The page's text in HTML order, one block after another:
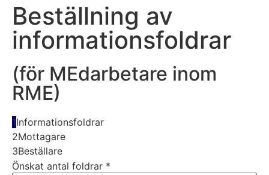
Beställning av
informationsfoldrar
(för MEdarbetare inom
RME)
1Informationsfoldrar
2Mottagare
3Beställare
Önskat antal foldrar *